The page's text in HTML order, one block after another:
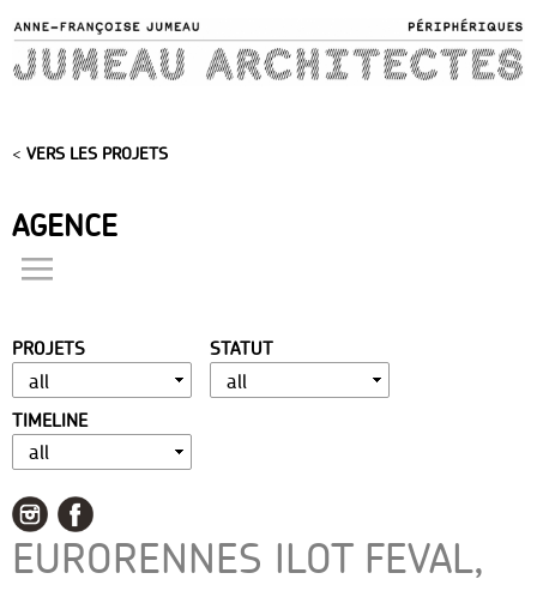
main
content
< VERS LES PROJETS
AGENCE
présentation
distinctions
publications
portfolio
contact
PROJETS STATUT
TIMELINE
EURORENNES ILOT FEVAL,